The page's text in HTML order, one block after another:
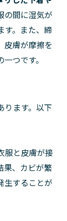
の間に湿気が
す。また、締
皮膚が摩擦を
つです。
ります。以下
服と皮膚が接
果、カビが繁
生することが